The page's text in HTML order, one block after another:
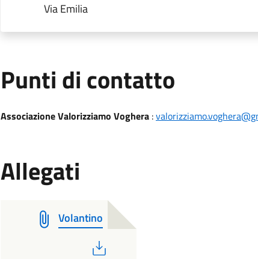
Via Emilia
Punti di contatto
Associazione Valorizziamo Voghera:
Allegati
Volantino